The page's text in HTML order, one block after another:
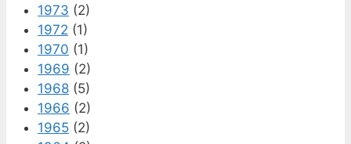
1973 (2)
1972 (1)
1970 (1)
1969 (2)
1968 (5)
1966 (2)
1965 (2)